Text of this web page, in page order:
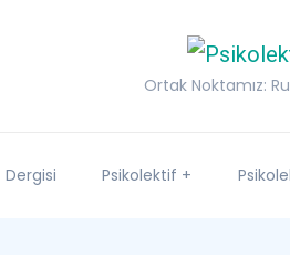
Ortak Noktamız:
Psikolektif +